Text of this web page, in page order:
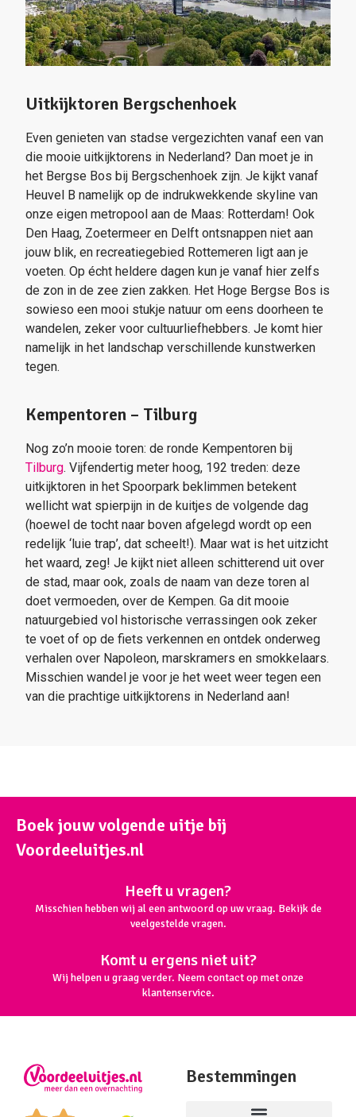
Uitkijktoren Bergschenhoek
Even genieten van stadse vergezichten vanaf een van
die mooie uitkijktorens in Nederland? Dan moet je in
het Bergse Bos bij Bergschenhoek zijn. Je kijkt vanaf
Heuvel B namelijk op de indrukwekkende skyline van
onze eigen metropool aan de Maas: Rotterdam! Ook
Den Haag, Zoetermeer en Delft ontsnappen niet aan
jouw blik, en recreatiegebied Rottemeren ligt aan je
voeten. Op écht heldere dagen kun je vanaf hier zelfs
de zon in de zee zien zakken. Het Hoge Bergse Bos is
sowieso een mooi stukje natuur om eens doorheen te
wandelen, zeker voor cultuurliefhebbers. Je komt hier
namelijk in het landschap verschillende kunstwerken
tegen.
Kempentoren – Tilburg
Nog zo’n mooie toren: de ronde Kempentoren bij
Tilburg. Vijfendertig meter hoog, 192 treden: deze
uitkijktoren in het Spoorpark beklimmen betekent
wellicht wat spierpijn in de kuitjes de volgende dag
(hoewel de tocht naar boven afgelegd wordt op een
redelijk ‘luie trap’, dat scheelt!). Maar wat is het uitzicht
het waard, zeg! Je kijkt niet alleen schitterend uit over
de stad, maar ook, zoals de naam van deze toren al
doet vermoeden, over de Kempen. Ga dit mooie
natuurgebied vol historische verrassingen ook zeker
te voet of op de fiets verkennen en ontdek onderweg
verhalen over Napoleon, marskramers en smokkelaars.
Misschien wandel je voor je het weet weer tegen een
van die prachtige uitkijktorens in Nederland aan!
Boek jouw volgende uitje bij
Voordeeluitjes.nl
Heeft u vragen?
Misschien hebben wij al een antwoord op uw vraag. Bekijk de
veelgestelde vragen.
Komt u ergens niet uit?
Wij helpen u graag verder. Neem contact op met onze
klantenservice.
Bestemmingen